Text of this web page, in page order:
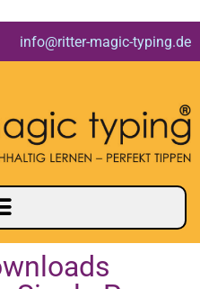
info@ritter-magic-typing.de